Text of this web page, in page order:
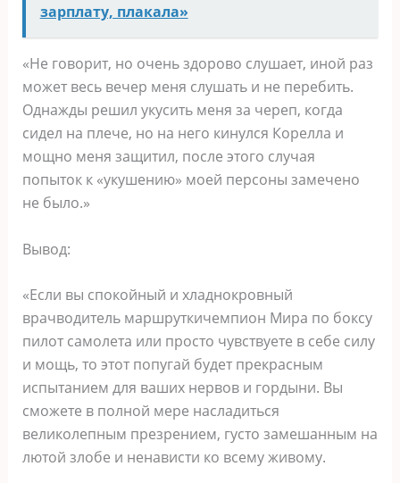
зарплату, плакала»
«Не говорит, но очень здорово слушает, иной раз
может весь вечер меня слушать и не перебить.
Однажды решил укусить меня за череп, когда
сидел на плече, но на него кинулся Корелла и
мощно меня защитил, после этого случая
попыток к «укушению» моей персоны замечено
не было.»
Вывод:
«Если вы спокойный и хладнокровный
врачводитель маршруткичемпион Мира по боксу
пилот самолета или просто чувствуете в себе силу
и мощь, то этот попугай будет прекрасным
испытанием для ваших нервов и гордыни. Вы
сможете в полной мере насладиться
великолепным презрением, густо замешанным на
лютой злобе и ненависти ко всему живому.